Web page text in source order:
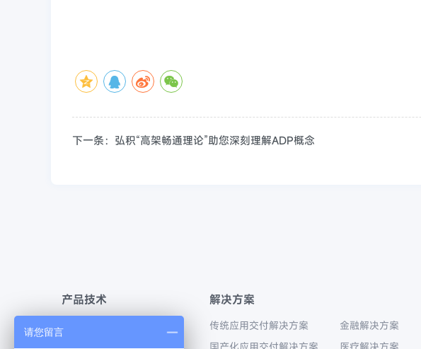
下一条：弘积“高架畅通理论”助您深刻理解ADP概念
产品技术
应用交付产品系列
解决方案
传统应用交付解决方案
金融解决方案
请您留言